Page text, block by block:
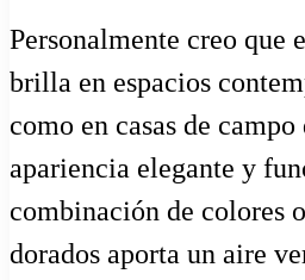
Personalmente creo que
brilla en espacios
como en casas de
apariencia elegante y
combinación de colores
dorados aporta un aire